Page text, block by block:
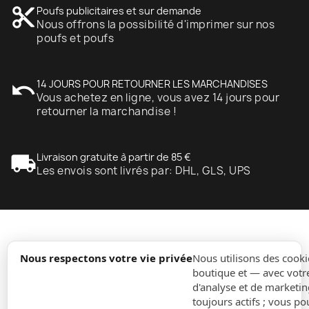
Nous respectons votre vie privéeNous utilisons des
boutique et — avec
d'analyse et de
toujours actifs ; vous
content_cut Poufs publicitaires et sur demande
Nous offrons la possibilité d'imprimer sur nos
poufs et poufs
undo14 JOURS POUR RETOURNER LES MARCHANDISES
Vous achetez en ligne, vous avez 14 jours pour
retourner la marchandise !
local_shippingLivraison gratuite à partir de 85 €
Les envois sont livrés par: DHL, GLS, UPS
expand_more